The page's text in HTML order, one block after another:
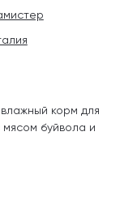
корм для
буйвола и